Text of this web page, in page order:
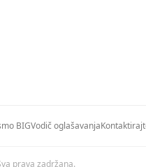
BIGVodič oglašavanja
prava zadržana.